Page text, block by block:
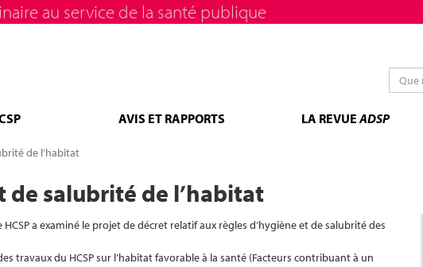
au service de la santé publique
AVIS ET RAPPORTS LA REVUEADSP
de l’habitat
de salubrité de l’habitat
a examiné le projet de décret relatif aux règles d’hygiène et de salubrité des
travaux du HCSP sur l’habitat favorable à la santé (Facteurs contribuant à un